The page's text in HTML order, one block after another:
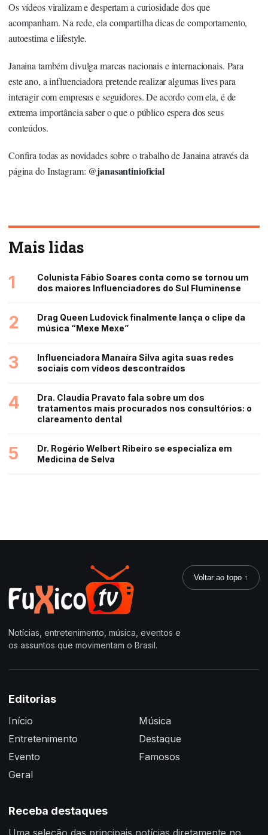
Os vídeos viralizam e despertam a curiosidade dos que
acompanham. Na rede, ela compartilha dicas de comportamento,
autoestima e lifestyle.
Janaina também divulga marcas nacionais e internacionais. Para
este ano, a influenciadora pretende realizar algumas lives para
interagir com empresas e seguidores. De acordo com ela, é de
extrema importância saber o que o público espera dos seus
conteúdos.
Confira todas as novidades sobre o trabalho de Janaina através da
página do Instagram: @janasantinioficial
Mais lidas
1
Colunista Fábio Soares conta como se tornou um
dos maiores Influenciadores do Sul Fluminense
2
Drag Queen Ludovick finalmente lança o clipe da
música “Mexe Mexe”
3
Influenciadora Manaíra Silva agita suas redes
sociais com vídeos descontraídos
4
Dra. Claudia Pravato fala sobre um dos
tratamentos mais procurados nos consultórios: o
clareamento dental
5
Dr. Rogério Welbert Ribeiro se especializa em
Medicina de Selva
Notícias, entretenimento, música, eventos e
os assuntos que movimentam o Brasil.
Voltar ao topo ↑
Editorias
Início
Entretenimento
Evento
Geral
Música
Destaque
Famosos
Receba destaques
Uma seleção das principais notícias diretamente no